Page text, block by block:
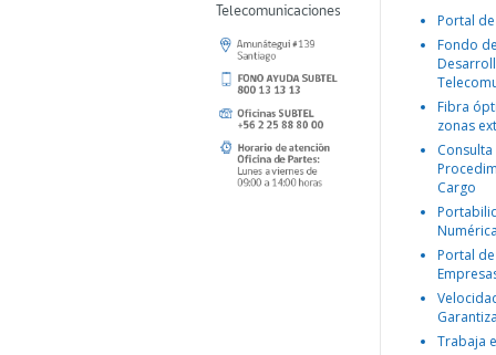
Telecomunicaciones
Portal
Fondo
Fibra
zonas
Consulta
Cargo
Portal
Trabaja